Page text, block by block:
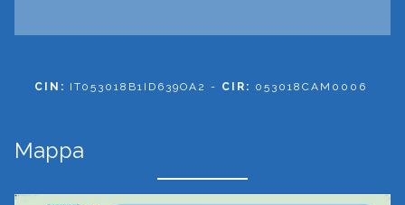
CIN: IT053018B1ID639OA2 - CIR: 053018CAM0006
Mappa